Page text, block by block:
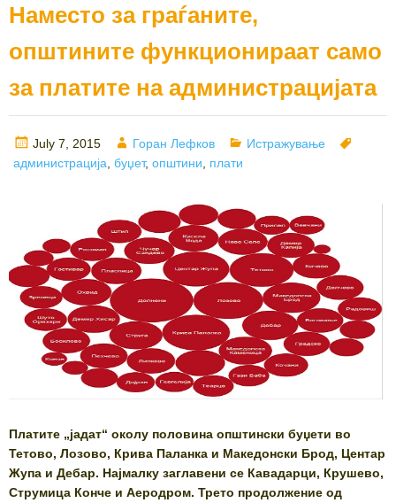
Наместо за граѓаните,
општините функционираат само
за платите на администрацијата
Posted
on
July 7, 2015 Author
Горан Лефков Categories
Истражување
администрација буџет, општини плати
Платите „јадат“ околу половина општински буџети во
Тетово, Лозово, Крива Паланка и Македонски Брод, Центар
Жупа и Дебар. Најмалку заглавени се Кавадарци, Крушево,
Струмица Конче и Аеродром. Трето продолжение од